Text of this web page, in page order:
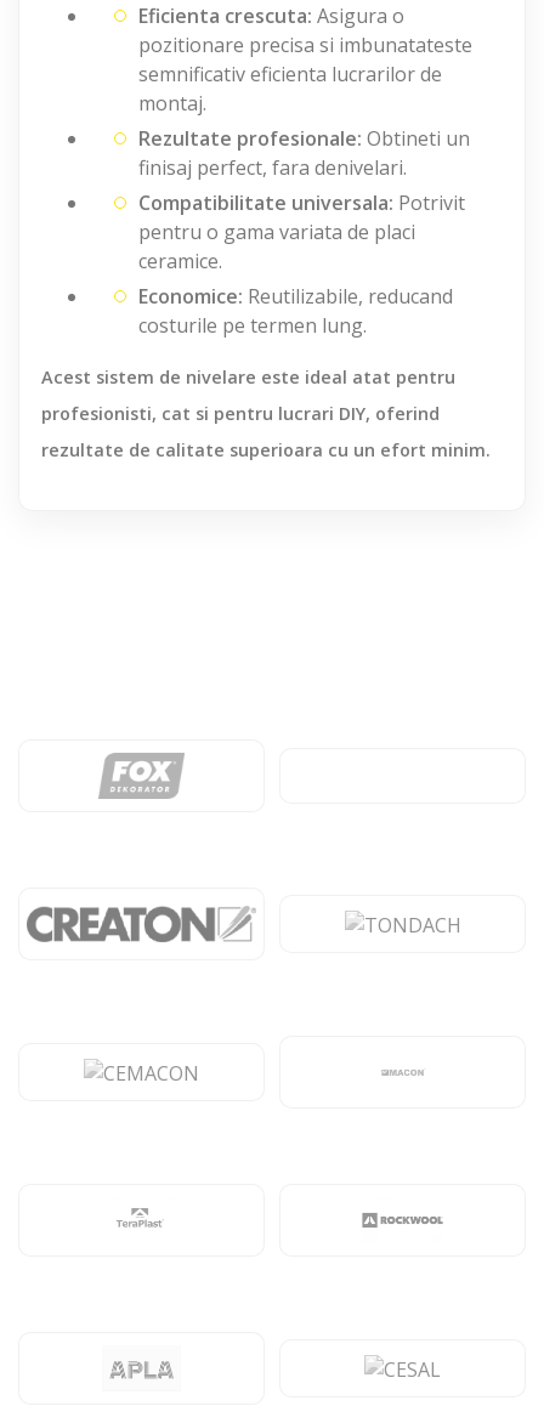
Eficienta crescuta: Asigura o
pozitionare precisa si imbunatateste
semnificativ eficienta lucrarilor de
montaj.
Rezultate profesionale: Obtineti un
finisaj perfect, fara denivelari.
Compatibilitate universala: Potrivit
pentru o gama variata de placi
ceramice.
Economice: Reutilizabile, reducand
costurile pe termen lung.
Acest sistem de nivelare este ideal atat pentru
profesionisti, cat si pentru lucrari DIY, oferind
rezultate de calitate superioara cu un efort minim.